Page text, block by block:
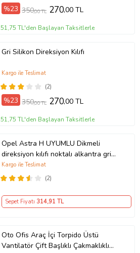
%23 350,00 TL 270,00 TL
51,75 TL'den Başlayan Taksitlerle
Gri Silikon Direksiyon Kılıfı
(2)
Kargo ile Teslimat
%23 350,00 TL 270,00 TL
51,75 TL'den Başlayan Taksitlerle
Opel Astra H UYUMLU Dikmeli
direksiyon kılıfı noktalı alkantra gri
yüzüklü ( 38×10.5CM )
(2)
Kargo ile Teslimat
Sepet Fiyatı 314,91 TL
Oto Ofis Araç İçi Torpido Üstü
Vantilatör Çift Başlıklı Çakmaklıklı